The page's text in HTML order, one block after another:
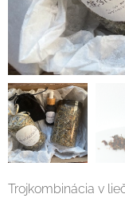
Trojkombinácia v